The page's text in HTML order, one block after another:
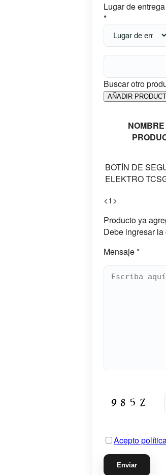
Lugar de entrega
*
Buscar otro
AÑADIR
BOTÍN DE
ELEKTRO
<1>
Producto ya
Debe ingresar
Mensaje *
Acepto